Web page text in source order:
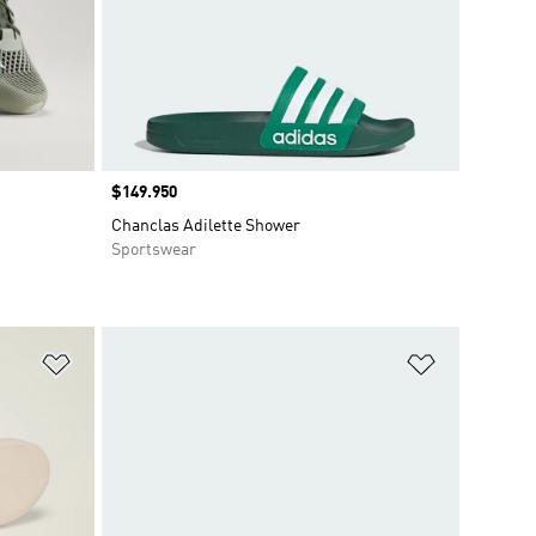
Precio
$149.950
Chanclas Adilette Shower
Sportswear